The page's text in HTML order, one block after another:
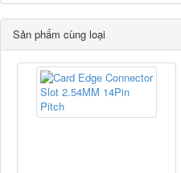
Sản phẩm cùng loại